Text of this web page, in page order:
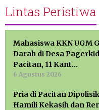
Lintas Peristiwa
Mahasiswa KKN UGM
Darah di Desa
Pacitan, 11 Kant…
6 Agustus 2026
Pria di Pacitan
Hamili Kekasih dan